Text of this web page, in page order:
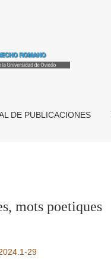
DE PUBLICACIONES
mots poetiques
29